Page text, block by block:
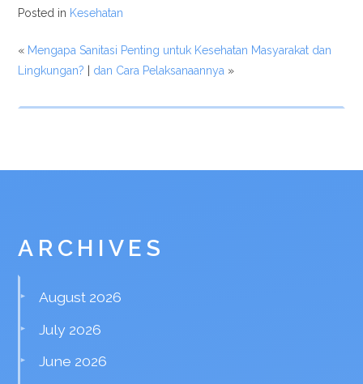
Posted in Kesehatan
« Mengapa Sanitasi Penting untuk Kesehatan Masyarakat dan
Lingkungan?
dan Cara Pelaksanaannya »
ARCHIVES
August 2026
July 2026
June 2026